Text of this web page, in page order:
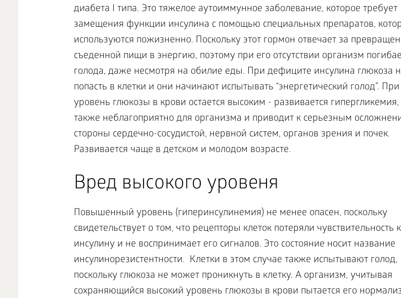
диабета I типа. Это тяжелое аутоиммунное заболевание, которое требует
замещения функции инсулина с помощью специальных препаратов,
используются пожизненно. Поскольку этот гормон отвечает за
съеденной пищи в энергию, поэтому при его отсутствии организм
голода, даже несмотря на обилие еды. При дефиците инсулина глюкоза
попасть в клетки и они начинают испытывать “энергетический голод”.
уровень глюкозы в крови остается высоким - развивается гипергликемия,
также неблагоприятно для организма и приводит к серьезным
стороны сердечно-сосудистой, нервной систем, органов зрения и почек.
Развивается чаще в детском и молодом возрасте.
Вред высокого уровеня
Повышенный уровень (гиперинсулинемия) не менее опасен, поскольку
свидетельствует о том, что рецепторы клеток потеряли чувствительность к
инсулину и не воспринимает его сигналов. Это состояние носит название
инсулинорезистентности. Клетки в этом случае также испытывают голод,
поскольку глюкоза не может проникнуть в клетку. А организм, учитывая
сохраняющийся высокий уровень глюкозы в крови пытается его